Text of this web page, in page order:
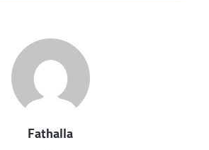
بعدها توجه السيد وكيل الوزارة
أحمد موسى الثانوية بنات، حيث
الفائزة بالمركز الأول على مستوى
أجمل حديقة، وشاهد سيادته بفناء
العظيم، ثم تفقد معرض أعلام
Fathalla